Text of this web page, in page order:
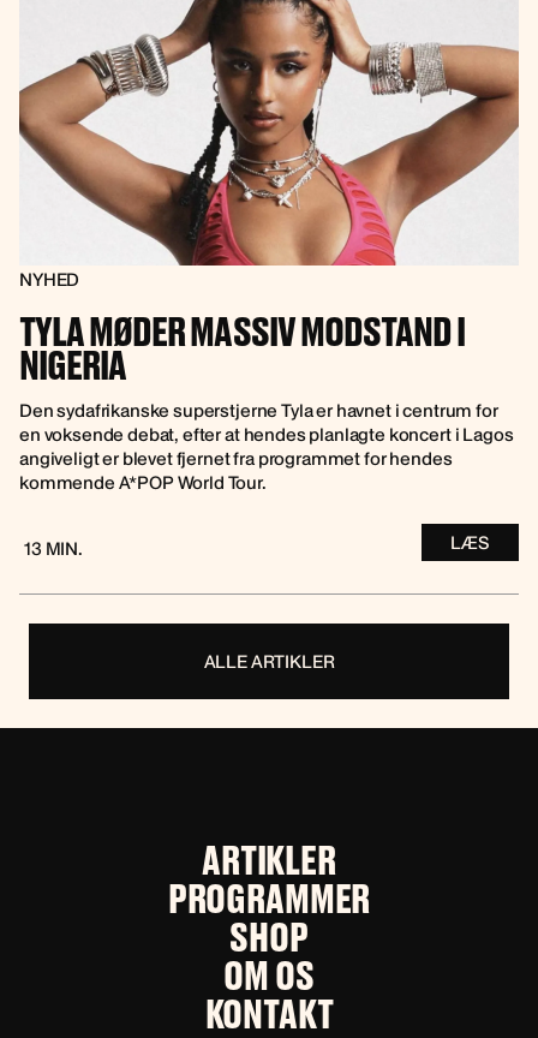
NYHED
TYLA MØDER MASSIV MODSTAND I
NIGERIA
Den sydafrikanske superstjerne Tyla er havnet i centrum for
en voksende debat, efter at hendes planlagte koncert i Lagos
angiveligt er blevet fjernet fra programmet for hendes
kommende A*POP World Tour.
13 MIN. LÆS
ALLE ARTIKLER
ARTIKLER
PROGRAMMER
SHOP
OM OS
KONTAKT